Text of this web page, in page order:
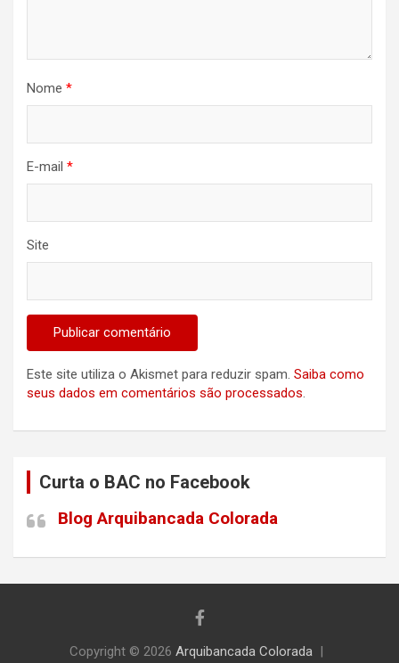
Nome *
E-mail *
Site
Este site utiliza o Akismet para reduzir spam. Saiba como
seus dados em comentários são processados.
Curta o BAC no Facebook
Blog Arquibancada Colorada
Copyright © 2026 Arquibancada Colorada